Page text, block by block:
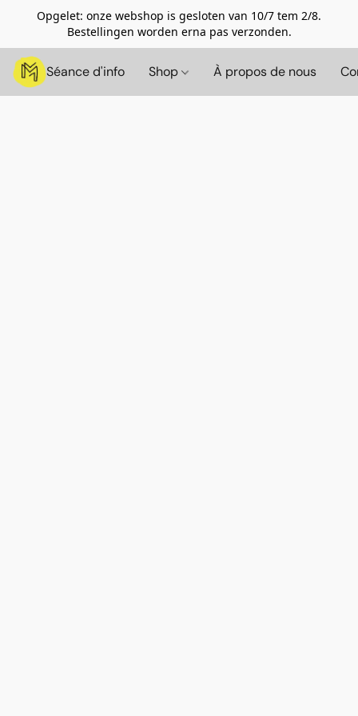
Opgelet: onze webshop is gesloten van 10/7 tem 2/8.
Bestellingen worden erna pas verzonden.
Séance d'info Shop À propos de nous